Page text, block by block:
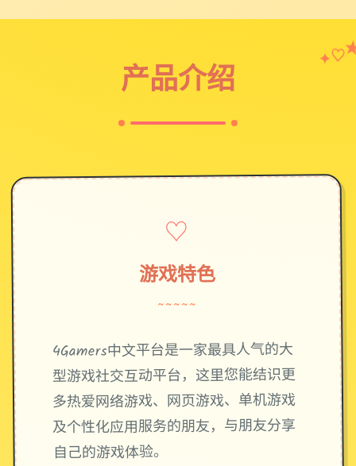
产品介绍
✦♡
♡
游戏特色
~~~~~
4Gamers中文平台是一家最具人气的大
型游戏社交互动平台，这里您能结识更
多热爱网络游戏、网页游戏、单机游戏
及个性化应用服务的朋友，与朋友分享
自己的游戏体验。